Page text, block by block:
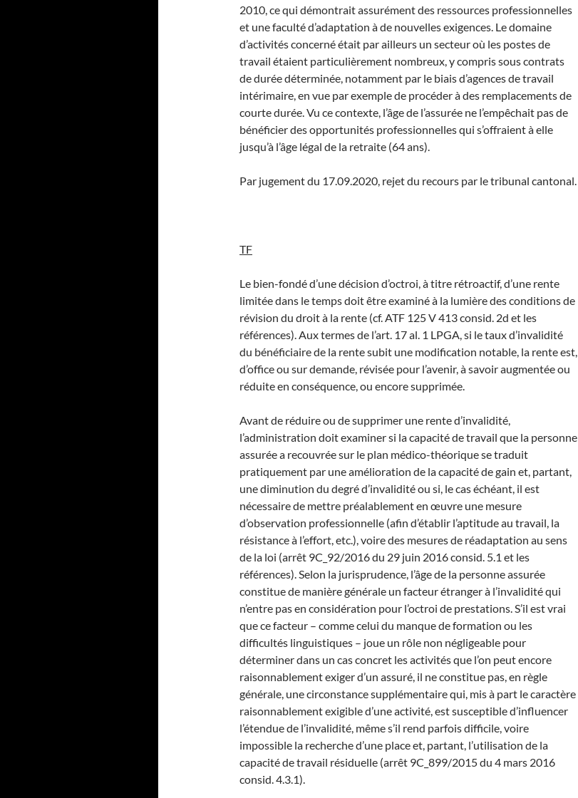
2010, ce qui démontrait assurément des ressources professionnelles
et une faculté d’adaptation à de nouvelles exigences. Le domaine
d’activités concerné était par ailleurs un secteur où les postes de
travail étaient particulièrement nombreux, y compris sous contrats
de durée déterminée, notamment par le biais d’agences de travail
intérimaire, en vue par exemple de procéder à des remplacements de
courte durée. Vu ce contexte, l’âge de l’assurée ne l’empêchait pas de
bénéficier des opportunités professionnelles qui s’offraient à elle
jusqu’à l’âge légal de la retraite (64 ans).
Par jugement du 17.09.2020, rejet du recours par le tribunal cantonal.
TF
Le bien-fondé d’une décision d’octroi, à titre rétroactif, d’une rente
limitée dans le temps doit être examiné à la lumière des conditions de
révision du droit à la rente (cf. ATF 125 V 413 consid. 2d et les
références). Aux termes de l’art. 17 al. 1 LPGA, si le taux d’invalidité
du bénéficiaire de la rente subit une modification notable, la rente est,
d’office ou sur demande, révisée pour l’avenir, à savoir augmentée ou
réduite en conséquence, ou encore supprimée.
Avant de réduire ou de supprimer une rente d’invalidité,
l’administration doit examiner si la capacité de travail que la personne
assurée a recouvrée sur le plan médico-théorique se traduit
pratiquement par une amélioration de la capacité de gain et, partant,
une diminution du degré d’invalidité ou si, le cas échéant, il est
nécessaire de mettre préalablement en œuvre une mesure
d’observation professionnelle (afin d’établir l’aptitude au travail, la
résistance à l’effort, etc.), voire des mesures de réadaptation au sens
de la loi (arrêt 9C_92/2016 du 29 juin 2016 consid. 5.1 et les
références). Selon la jurisprudence, l’âge de la personne assurée
constitue de manière générale un facteur étranger à l’invalidité qui
n’entre pas en considération pour l’octroi de prestations. S’il est vrai
que ce facteur – comme celui du manque de formation ou les
difficultés linguistiques – joue un rôle non négligeable pour
déterminer dans un cas concret les activités que l’on peut encore
raisonnablement exiger d’un assuré, il ne constitue pas, en règle
générale, une circonstance supplémentaire qui, mis à part le caractère
raisonnablement exigible d’une activité, est susceptible d’influencer
l’étendue de l’invalidité, même s’il rend parfois difficile, voire
impossible la recherche d’une place et, partant, l’utilisation de la
capacité de travail résiduelle (arrêt 9C_899/2015 du 4 mars 2016
consid. 4.3.1).